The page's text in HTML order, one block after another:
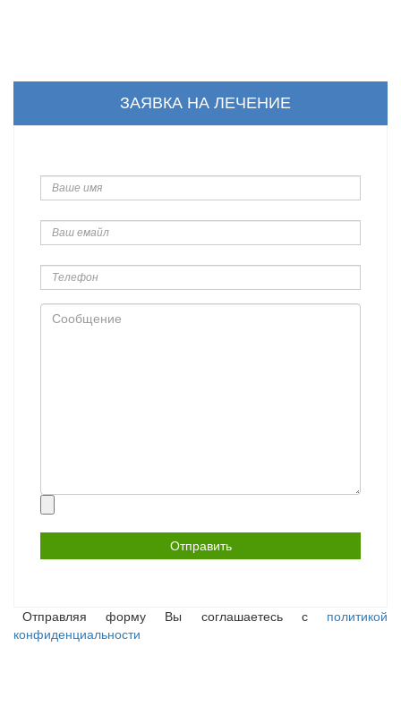
ЗАЯВКА НА ЛЕЧЕНИЕ
имя
емайл
Сообщение
Отправляя форму Вы соглашаетесь с политикой
конфиденциальности